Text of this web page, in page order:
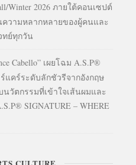
Winter 2026 ภายใต้คอนเซปต์
นความหลากหลายของผู้คนและ
ทย์ทุกวัน
Cabello” เผยโฉม A.S.P®
แคร์ระดับลักชัวรีจากอังกฤษ
วัตกรรมที่เข้าใจเส้นผมและ
SIGNATURE – WHERE